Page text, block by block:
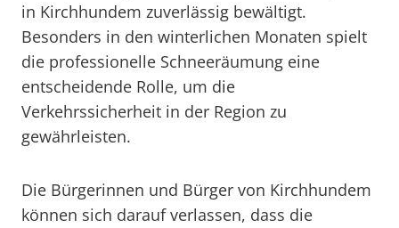
in Kirchhundem zuverlässig bewältigt.
Besonders in den winterlichen Monaten spielt
die professionelle Schneeräumung eine
entscheidende Rolle, um die
Verkehrssicherheit in der Region zu
gewährleisten.
Die Bürgerinnen und Bürger von Kirchhundem
können sich darauf verlassen, dass die